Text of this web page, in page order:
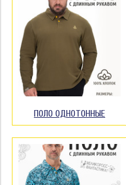
ПОЛО ОДНОТОННЫЕ